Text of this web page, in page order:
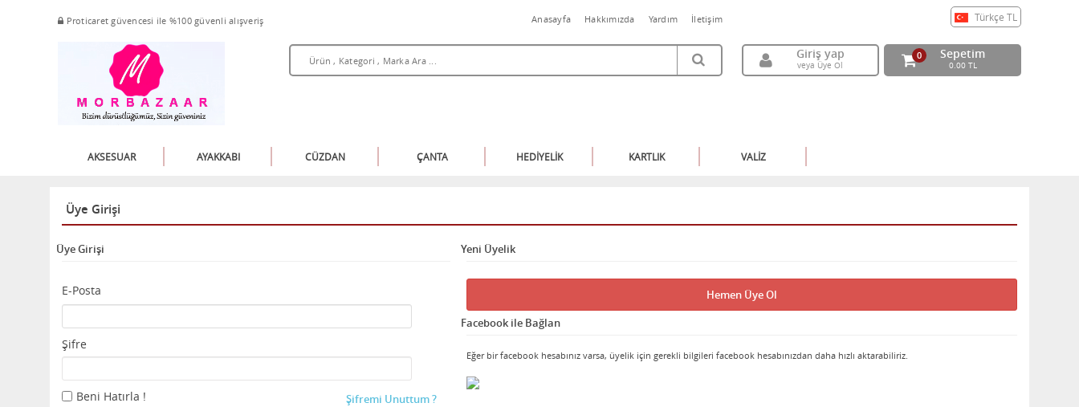
Proticaret güvencesi ile %100 güvenli alışveriş Anasayfa Hakkımızda Yardım İletişim Türkçe TL
Giriş yap
veya Üye Ol
0 Sepetim
0.00 TL
AKSESUAR AYAKKABI CÜZDAN ÇANTA HEDİYELİK KARTLIK VALİZ
Üye Girişi
Üye Girişi
E-Posta
Şifre
Beni Hatırla ! Şifremi Unuttum ?
Yeni Üyelik
Hemen Üye Ol
Facebook ile Bağlan
Eğer bir facebook hesabınız varsa, üyelik için gerekli bilgileri facebook hesabınızdan daha hızlı aktarabiliriz.